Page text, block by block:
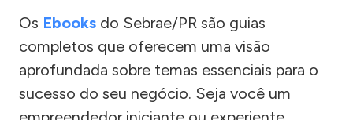
Os Ebooks do Sebrae/PR são guias
completos que oferecem uma visão
aprofundada sobre temas essenciais para o
sucesso do seu negócio. Seja você um